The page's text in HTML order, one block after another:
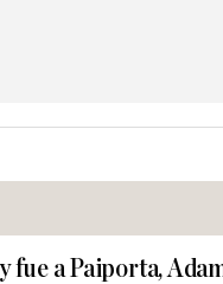
fue a Paiporta,